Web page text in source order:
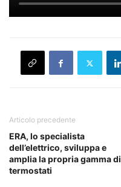
Articolo precedente
ERA, lo specialista
dell’elettrico, sviluppa e
amplia la propria gamma di
termostati